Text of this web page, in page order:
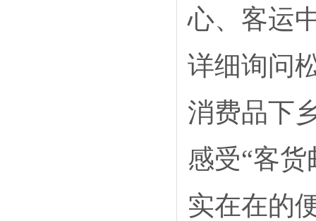
心、客运
详细询问
消费品下
感受“客
实在在的